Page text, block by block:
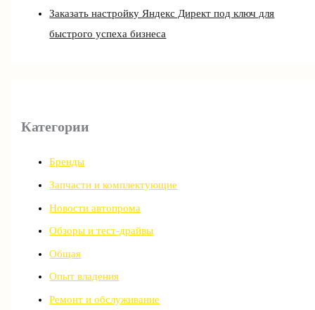
Заказать настройку Яндекс Директ под ключ для
быстрого успеха бизнеса
Категории
Бренды
Запчасти и комплектующие
Новости автопрома
Обзоры и тест-драйвы
Общая
Опыт владения
Ремонт и обслуживание